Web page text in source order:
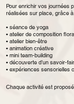
Pour enrichir vos journées
réalisées sur place, grâce
• séance de yoga
• atelier de composition
• atelier bien-être
• animation créative
• mini team-building
• découverte d’un savoir-
• expériences sensorielles
Chaque activité est